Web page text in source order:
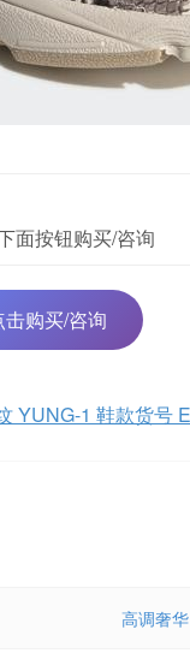
面按钮购买/咨询
击购买/咨询
YUNG-1 鞋款货号
高调奢